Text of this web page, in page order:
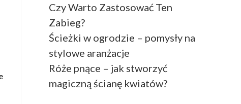
Czy Warto Zastosować Ten
Zabieg?
Ścieżki w ogrodzie – pomysły na
stylowe aranżacje
Róże pnące – jak stworzyć
magiczną ścianę kwiatów?